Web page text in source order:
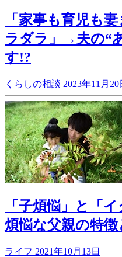
「家事も育児も
ラダラ」→夫の“
す!?
くらしの相談 2023年11月20
「子煩悩」と「
煩悩な父親の特徴
ライフ 2021年10月13日